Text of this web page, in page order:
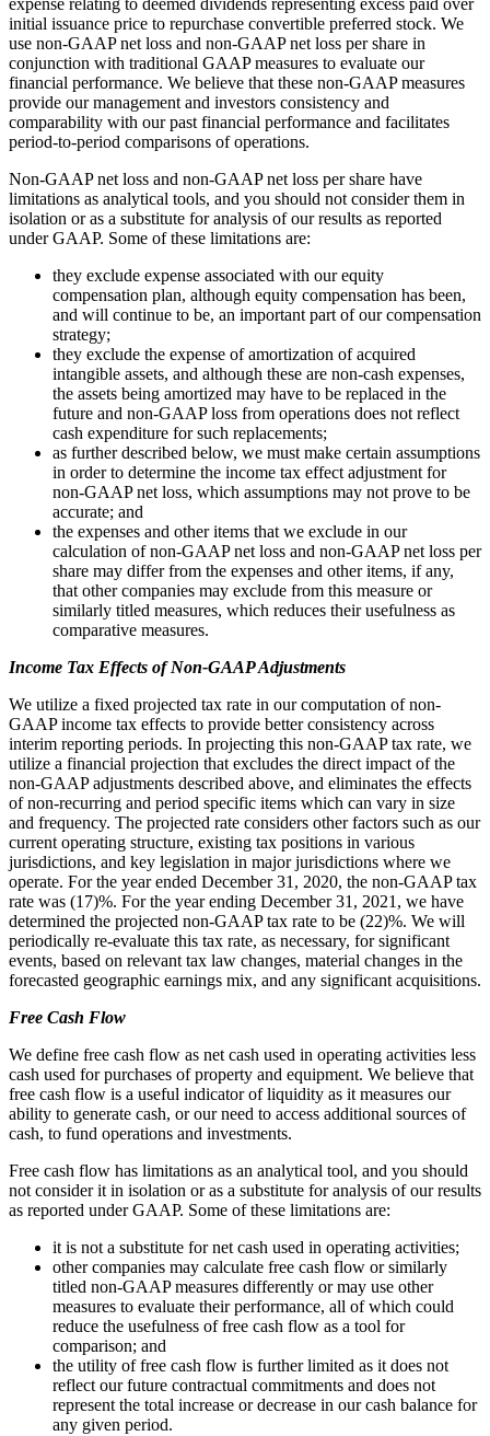
expense relating to deemed dividends representing excess paid over
initial issuance price to repurchase convertible preferred stock. We
use non-GAAP net loss and non-GAAP net loss per share in
conjunction with traditional GAAP measures to evaluate our
financial performance. We believe that these non-GAAP measures
provide our management and investors consistency and
comparability with our past financial performance and facilitates
period-to-period comparisons of operations.
Non-GAAP net loss and non-GAAP net loss per share have
limitations as analytical tools, and you should not consider them in
isolation or as a substitute for analysis of our results as reported
under GAAP. Some of these limitations are:
they exclude expense associated with our equity
compensation plan, although equity compensation has been,
and will continue to be, an important part of our compensation
strategy;
they exclude the expense of amortization of acquired
intangible assets, and although these are non-cash expenses,
the assets being amortized may have to be replaced in the
future and non-GAAP loss from operations does not reflect
cash expenditure for such replacements;
as further described below, we must make certain assumptions
in order to determine the income tax effect adjustment for
non-GAAP net loss, which assumptions may not prove to be
accurate; and
the expenses and other items that we exclude in our
calculation of non-GAAP net loss and non-GAAP net loss per
share may differ from the expenses and other items, if any,
that other companies may exclude from this measure or
similarly titled measures, which reduces their usefulness as
comparative measures.
Income Tax Effects of Non-GAAP Adjustments
We utilize a fixed projected tax rate in our computation of non-
GAAP income tax effects to provide better consistency across
interim reporting periods. In projecting this non-GAAP tax rate, we
utilize a financial projection that excludes the direct impact of the
non-GAAP adjustments described above, and eliminates the effects
of non-recurring and period specific items which can vary in size
and frequency. The projected rate considers other factors such as our
current operating structure, existing tax positions in various
jurisdictions, and key legislation in major jurisdictions where we
operate. For the year ended December 31, 2020, the non-GAAP tax
rate was (17)%. For the year ending December 31, 2021, we have
determined the projected non-GAAP tax rate to be (22)%. We will
periodically re-evaluate this tax rate, as necessary, for significant
events, based on relevant tax law changes, material changes in the
forecasted geographic earnings mix, and any significant acquisitions.
Free Cash Flow
We define free cash flow as net cash used in operating activities less
cash used for purchases of property and equipment. We believe that
free cash flow is a useful indicator of liquidity as it measures our
ability to generate cash, or our need to access additional sources of
cash, to fund operations and investments.
Free cash flow has limitations as an analytical tool, and you should
not consider it in isolation or as a substitute for analysis of our results
as reported under GAAP. Some of these limitations are:
it is not a substitute for net cash used in operating activities;
other companies may calculate free cash flow or similarly
titled non-GAAP measures differently or may use other
measures to evaluate their performance, all of which could
reduce the usefulness of free cash flow as a tool for
comparison; and
the utility of free cash flow is further limited as it does not
reflect our future contractual commitments and does not
represent the total increase or decrease in our cash balance for
any given period.